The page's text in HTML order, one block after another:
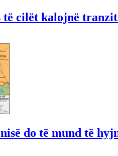
të cilët kalojnë
do të mund të